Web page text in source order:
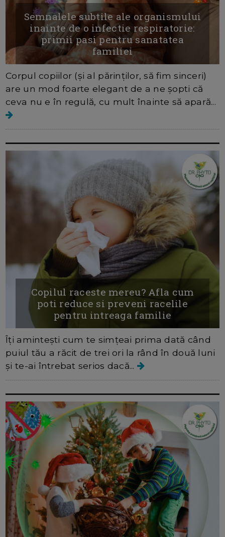
Semnalele subtile ale organismului
inainte de o infectie respiratorie:
primii pasi pentru sanatatea
familiei
Corpul copiilor (și al părinților, să fim sinceri)
are un mod foarte elegant de a ne șopti că
ceva nu e în regulă, cu mult înainte să apară...
Copilul raceste mereu? Afla cum
poti reduce si preveni racelile
pentru intreaga familie
Îți amintești cum te simțeai prima dată când
puiul tău a răcit de trei ori la rând în două luni
și te-ai întrebat serios dacă...